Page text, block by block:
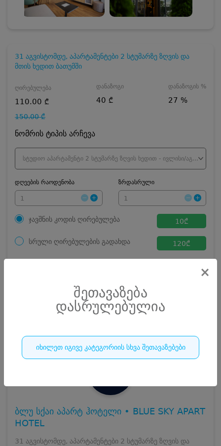
×
შეთავაზება
დასრულებულია
იხილეთ იგივე კატეგორიის სხვა შეთავაზებები
31 აგვისტომდე, აპარტამენტები 2 სტუმარზე ზღვის და
მთის ხედით ბათუმში
ღირებულება
110.00 ₾
150.00 ₾
დანაზოგი
40 ₾
დანაზოგის %
27 %
ნომრის ტიპის არჩევა
სტუდიო აპარტამენტი 2 სტუმარზე ზღვის ხედით - ივლისი/აგვისტო
დღეების რაოდენობა ზრდასრული
ჯავშნის კოდის ღირებულება 10₾
სრული ღირებულების გადახდა 120₾
0 ₾
ნომრის ღირებულება დანაზოგით
დასრულებულია
ბლუ სქაი აპარტ ჰოტელი • BLUE SKY APART
HOTEL
31 აგვისტომდე, აპარტამენტები 2 სტუმარზე ზღვის და